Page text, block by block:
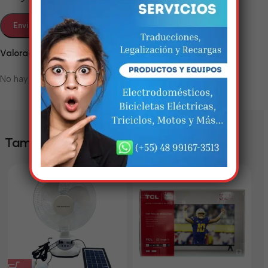
Valoraciones
No hay valoraciones aún.
También te puede interesar
Em breve, esta página estará
disponível com novidades
incríveis. Agradecemos pela
paciência e compreensão.